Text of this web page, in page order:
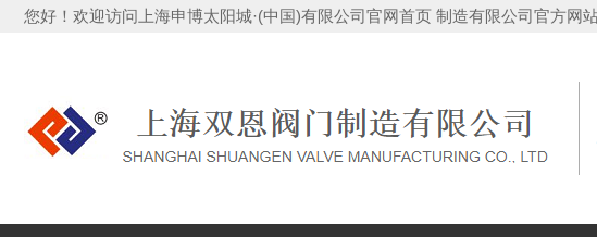
您好！欢迎访问上海申博太阳城·(中国)有限公司官网首页 制造有限公司官方网